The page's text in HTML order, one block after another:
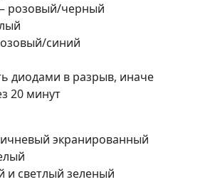
розовый/черный
синий
диодами в разрыв, иначе
20 минут
экранированный
и светлый зеленый